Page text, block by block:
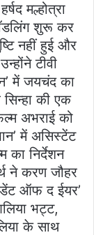
मल्होत्रा
शुरू कर
नहीं हुई और
टीवी
में जयचंद का
की एक
अभराई को
में असिस्टेंट
का निर्देशन
ने करण जौहर
ऑफ द ईयर’
भट्ट,
के साथ